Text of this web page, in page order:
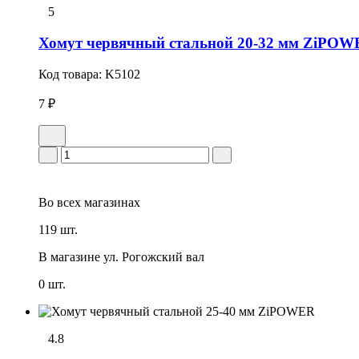
5
Хомут червячный стальной 20-32 мм
Код товара: K5102
7 ₽
Во всех магазинах
119 шт.
В магазине ул. Рогожский вал
0 шт.
4.8